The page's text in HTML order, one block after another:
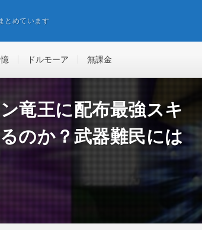
とめています
ドルモーア 無課金
竜王に配布最強スキ
のか？武器難民には